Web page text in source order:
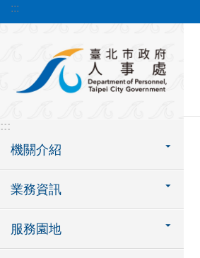
跳到主要內容區塊
:::
:::
機關介紹
業務資訊
服務園地